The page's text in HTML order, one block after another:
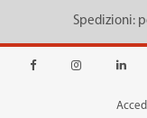
Spedizioni: